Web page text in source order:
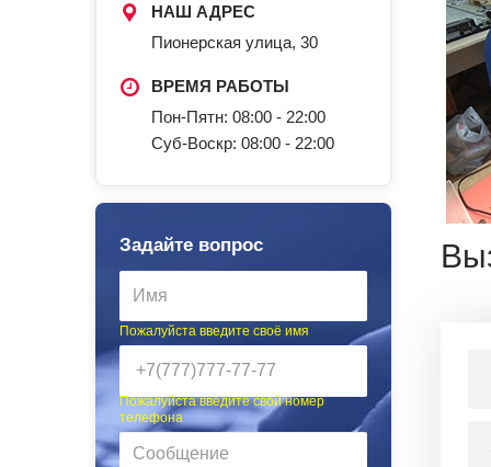
НАШ АДРЕС
Пионерская улица, 30
ВРЕМЯ РАБОТЫ
Пон-Пятн: 08:00 - 22:00
Суб-Воскр: 08:00 - 22:00
Задайте вопрос
Пожалуйста введите своё имя
Пожалуйста введите свой номер
телефона